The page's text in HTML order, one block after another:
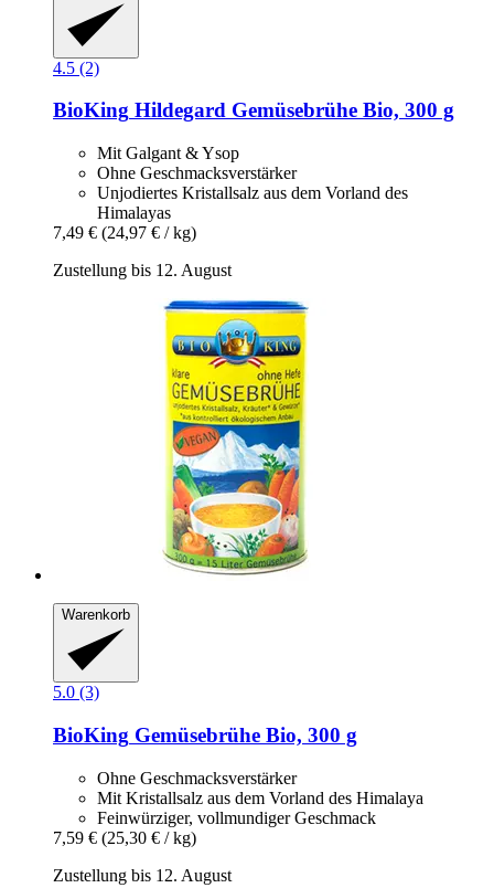
4.5 (2)
BioKing Hildegard Gemüsebrühe Bio, 300 g
Mit Galgant & Ysop
Ohne Geschmacksverstärker
Unjodiertes Kristallsalz aus dem Vorland des
Himalayas
7,49 € (24,97 € / kg)
Zustellung bis 12. August
Warenkorb
5.0 (3)
BioKing Gemüsebrühe Bio, 300 g
Ohne Geschmacksverstärker
Mit Kristallsalz aus dem Vorland des Himalaya
Feinwürziger, vollmundiger Geschmack
7,59 € (25,30 € / kg)
Zustellung bis 12. August